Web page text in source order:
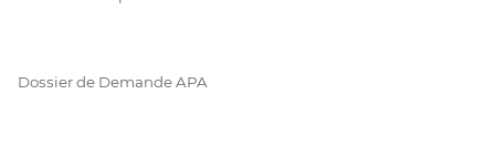
Dossier de Demande APA